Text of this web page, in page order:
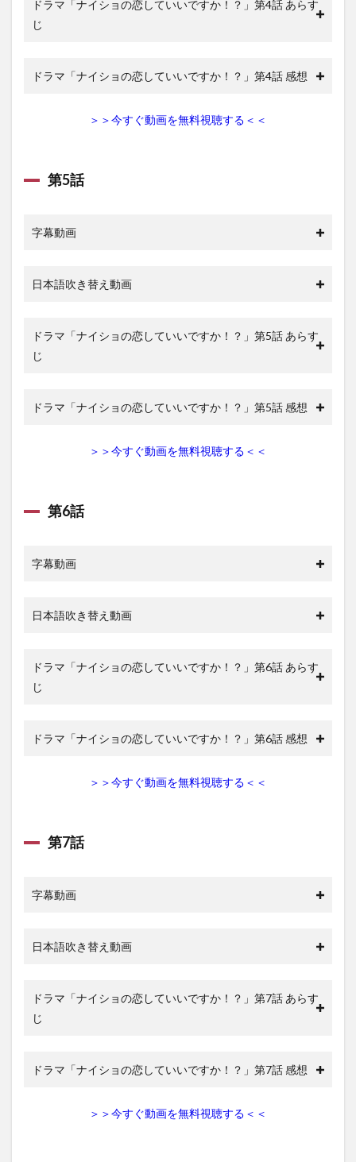
ドラマ「ナイショの恋していいですか！？」第4話 あらす
じ
ドラマ「ナイショの恋していいですか！？」第4話 感想
＞＞今すぐ動画を無料視聴する＜＜
第5話
字幕動画
日本語吹き替え動画
ドラマ「ナイショの恋していいですか！？」第5話 あらす
じ
ドラマ「ナイショの恋していいですか！？」第5話 感想
＞＞今すぐ動画を無料視聴する＜＜
第6話
字幕動画
日本語吹き替え動画
ドラマ「ナイショの恋していいですか！？」第6話 あらす
じ
ドラマ「ナイショの恋していいですか！？」第6話 感想
＞＞今すぐ動画を無料視聴する＜＜
第7話
字幕動画
日本語吹き替え動画
ドラマ「ナイショの恋していいですか！？」第7話 あらす
じ
ドラマ「ナイショの恋していいですか！？」第7話 感想
＞＞今すぐ動画を無料視聴する＜＜